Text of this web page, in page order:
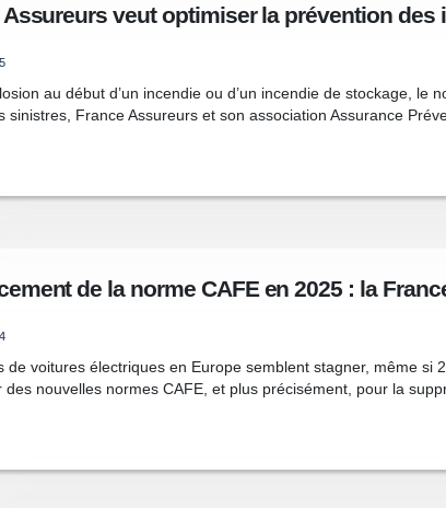
Assureurs veut optimiser la prévention
au début d’un incendie ou d’un incendie de stockage,
sinistres, France Assureurs et son association Assurance
de la norme CAFE en 2025 : la
de voitures électriques en Europe semblent stagner, même
des nouvelles normes CAFE, et plus précisément, pour la